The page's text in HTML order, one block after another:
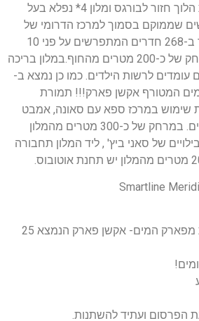
הדיל כולל טיסות ישירות הלוך חזור לבורגס ומלון 4* נפלא בעל
שממוקם בסמוך למרכז הדרומי של
סאני ביץ. המלון מתפאר ב-268 חדרים המתפרשים על פני 10
קומות. הוא ממוקם במרחק של כ-200 מטרים מהחוף.במלון בריכה
עומדים לרשות הילדים. כמו כן נמצא ב-
המטורף אקשן פארק!!! תמורת
שימוש במרכז ספא עם סאונה, אמבט
עיסוי, מיטת שיזוף ועיסויים. במרחק של כ-300 מטרים מהמלון
של סאני ביץ' , ליד המלון תחבורה
*התמונות של המגלשות מפארק המים- אקשן פארק הנמצא 25